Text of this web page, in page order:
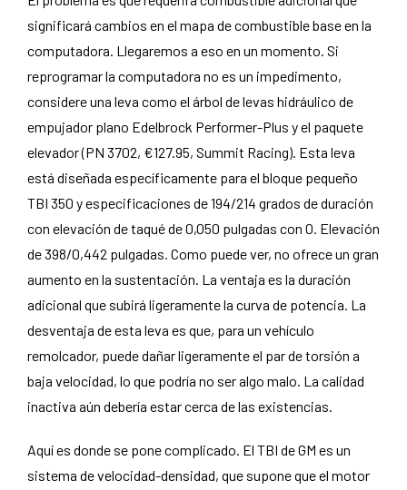
significará cambios en el mapa de combustible base en la
computadora. Llegaremos a eso en un momento. Si
reprogramar la computadora no es un impedimento,
considere una leva como el árbol de levas hidráulico de
empujador plano Edelbrock Performer-Plus y el paquete
elevador (PN 3702, €127.95, Summit Racing). Esta leva
está diseñada específicamente para el bloque pequeño
TBI 350 y especificaciones de 194/214 grados de duración
con elevación de taqué de 0,050 pulgadas con 0. Elevación
de 398/0,442 pulgadas. Como puede ver, no ofrece un gran
aumento en la sustentación. La ventaja es la duración
adicional que subirá ligeramente la curva de potencia. La
desventaja de esta leva es que, para un vehículo
remolcador, puede dañar ligeramente el par de torsión a
baja velocidad, lo que podría no ser algo malo. La calidad
inactiva aún debería estar cerca de las existencias.
Aquí es donde se pone complicado. El TBI de GM es un
sistema de velocidad-densidad, que supone que el motor